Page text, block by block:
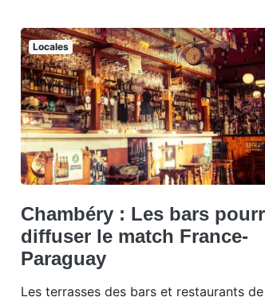
Locales
Chambéry : Les bars
diffuser le match France-
Paraguay
Les terrasses des bars et restaurants de